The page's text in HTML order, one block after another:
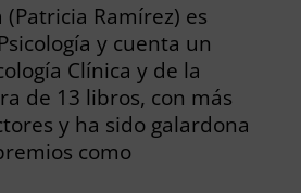
(Patricia Ramírez) es
y cuenta un
Clínica y de la
de 13 libros, con más
y ha sido galardona
como